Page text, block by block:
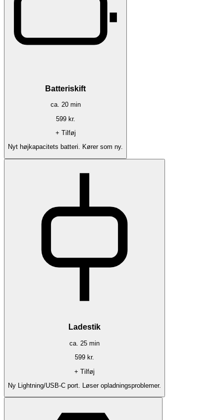
Batteriskift
ca. 20min
599kr.
+ Tilføj
Nyt højkapacitets batteri. Kører som ny.
Ladestik
ca. 25 min
599 kr.
+ Tilføj
Ny Lightning/USB-C port. Løser opladningsproblemer.